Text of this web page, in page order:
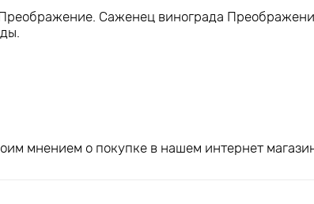
Саженец винограда
мнением о покупке в нашем интернет